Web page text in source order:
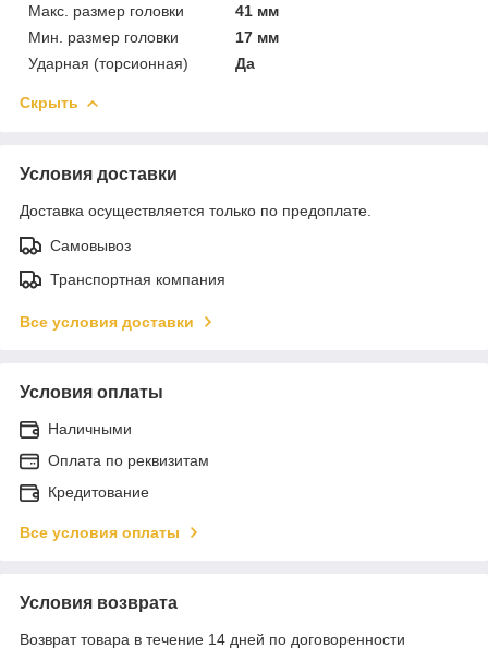
Макс. размер головки
41 мм
Мин. размер головки
17 мм
Ударная (торсионная)
Да
Скрыть
Условия доставки
Доставка осуществляется только по предоплате.
Самовывоз
Транспортная компания
Все условия доставки
Условия оплаты
Наличными
Оплата по реквизитам
Кредитование
Все условия оплаты
Условия возврата
Возврат товара в течение 14 дней по договоренности